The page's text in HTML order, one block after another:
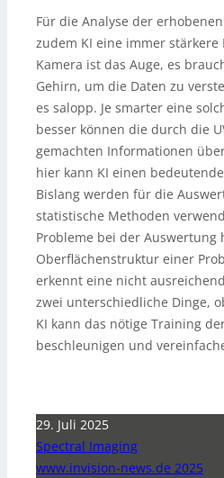
Für die Analyse der
zudem KI eine immer stärkere
Kamera ist das Auge, es
Gehirn, um die Daten zu
es salopp. Je smarter eine
besser können die durch die
gemachten Informationen
hier kann KI einen
Bislang werden für die
statistische Methoden
Probleme bei der Auswertung
Oberflächenstruktur einer
erkennt eine nicht
zwei unterschiedliche Dinge,
KI kann das nötige Training
beschleunigen und
29. Juli 2025
Spectral Imaging
www.invision-news.de 2025